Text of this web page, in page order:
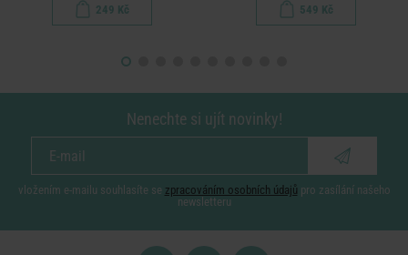
249 Kč 549 Kč
Nenechte si ujít novinky!
vložením e-mailu souhlasíte se zpracováním osobních údajů pro zasílání našeho
newsletteru